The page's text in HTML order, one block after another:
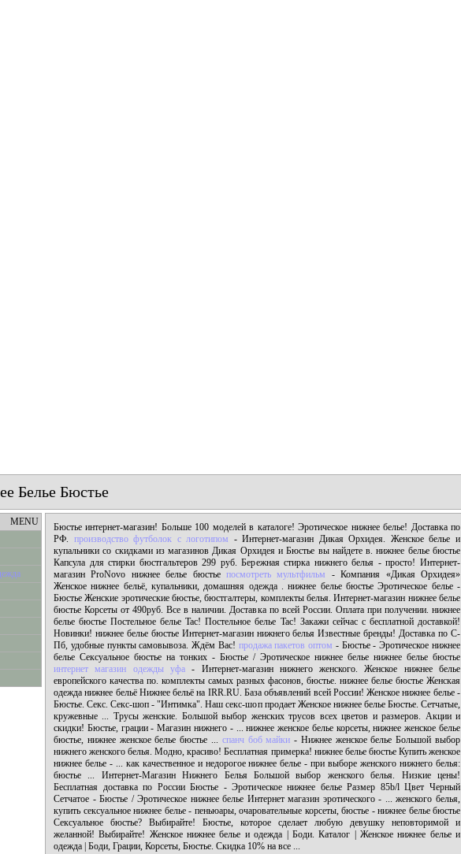
Белье Бюстье
MENU
Бюстье интернет-магазин! Больше 100 моделей в каталоге! Эротическое нижнее белье! Доставка по
РФ. производство футболок с логотипом - Интернет-магазин Дикая Орхидея. Женское белье и
купальники со скидками из магазинов Дикая Орхидея и Бюстье вы найдете в. нижнее белье бюстье
Капсула для стирки бюстгальтеров 299 руб. Бережная стирка нижнего белья - просто! Интернет-
магазин ProNovo нижнее белье бюстье посмотреть мультфильм
- Компания «Дикая Орхидея»
Женское нижнее бельё, купальники, домашняя одежда . нижнее белье бюстье Эротическое белье -
Бюстье Женские эротические бюстье, бюстгалтеры, комплекты белья. Интернет-магазин нижнее белье
бюстье Корсеты от 490руб. Все в наличии. Доставка по всей России. Оплата при получении. нижнее
белье бюстье Постельное белье Tac! Постельное белье Tac! Закажи сейчас с бесплатной доставкой!
Новинки! нижнее белье бюстье Интернет-магазин нижнего белья Известные бренды! Доставка по С-
Пб, удобные пункты самовывоза. Ждём Вас! продажа пакетов оптом - Бюстье - Эротическое нижнее
белье Сексуальное бюстье на тонких - Бюстье / Эротическое нижнее белье нижнее белье бюстье
интернет магазин одежды уфа- Интернет-магазин нижнего женского. Женское нижнее белье
европейского качества по. комплекты самых разных фасонов, бюстье. нижнее белье бюстье Женская
одежда нижнее бельё Нижнее бельё на IRR.RU. База объявлений всей России! Женское нижнее белье -
Бюстье. Секс. Секс-шоп - "Интимка". Наш секс-шоп продает Женское нижнее белье Бюстье. Сетчатые,
кружевные ... Трусы женские. Большой выбор женских трусов всех цветов и размеров. Акции и
скидки! Бюстье, грации - Магазин нижнего - ... нижнее женское белье корсеты, нижнее женское белье
бюстье, нижнее женское белье бюстье ... спанч боб майки - Нижнее женское белье Большой выбор
нижнего женского белья. Модно, красиво! Бесплатная примерка! нижнее белье бюстье Купить женское
нижнее белье - ... как качественное и недорогое нижнее белье - при выборе женского нижнего белья:
бюстье ... Интернет-Магазин Нижнего Белья Большой выбор женского белья. Низкие цены!
Бесплатная доставка по России Бюстье - Эротическое нижнее белье Размер 85b/l Цвет Черный
Сетчатое - Бюстье / Эротическое нижнее белье Интернет магазин эротического - ... женского белья,
купить сексуальное нижнее белье - пеньюары, очаровательные корсеты, бюстье - нижнее белье бюстье
Сексуальное бюстье? Выбирайте! Бюстье, которое сделает любую девушку неповторимой и
желанной! Выбирайте! Женское нижнее белье и одежда | Боди. Каталог | Женское нижнее белье и
одежда | Боди, Грации, Корсеты, Бюстье. Скидка 10% на все ...